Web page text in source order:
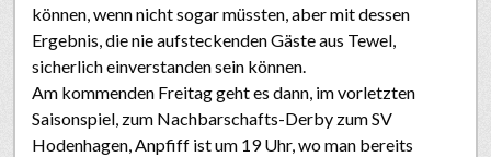
können, wenn nicht sogar müssten, aber mit dessen
Ergebnis, die nie aufsteckenden Gäste aus Tewel,
sicherlich einverstanden sein können.
Am kommenden Freitag geht es dann, im vorletzten
Saisonspiel, zum Nachbarschafts-Derby zum SV
Hodenhagen, Anpfiff ist um 19 Uhr, wo man bereits